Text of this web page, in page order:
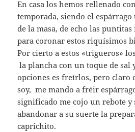
En casa los hemos rellenado
temporada, siendo el
de la masa, de echo las
para coronar estos riquísimos
Por cierto a estos «trigueros»
la plancha con un toque de sal
opciones es freírlos, pero claro
soy, me mando a fréir
significado me cojo un rebote y
abandonar a su suerte la
caprichito.